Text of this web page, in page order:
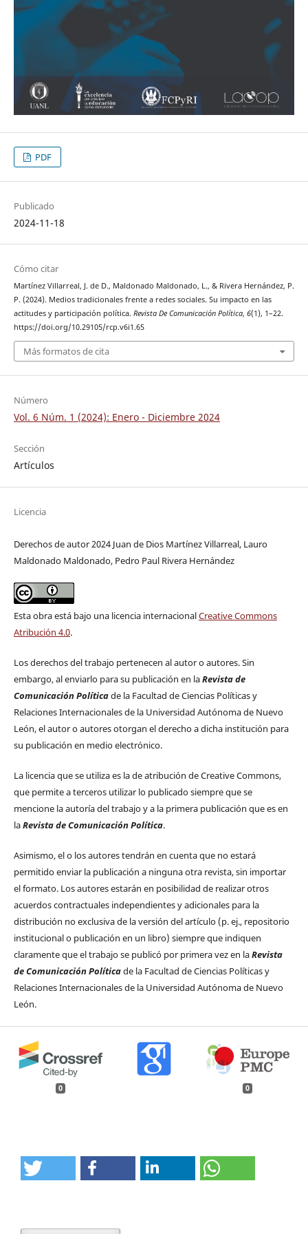
PDF
Publicado
2024-11-18
Cómo citar
Martínez Villarreal, J. de D., Maldonado Maldonado, L., & Rivera Hernández, P.
P. (2024). Medios tradicionales frente a redes sociales. Su impacto en las
actitudes y participación política. Revista De Comunicación Política, 6(1), 1–22.
https://doi.org/10.29105/rcp.v6i1.65
Más formatos de cita
Número
Vol. 6 Núm. 1 (2024): Enero - Diciembre 2024
Sección
Artículos
Licencia
Derechos de autor 2024 Juan de Dios Martínez Villarreal, Lauro
Maldonado Maldonado, Pedro Paul Rivera Hernández
Esta obra está bajo una licencia internacionalCreative Commons
Atribución 4.0.
Los derechos del trabajo pertenecen al autor o autores. Sin
embargo, al enviarlo para su publicación en laRevista de
Comunicación Políticade la Facultad de Ciencias Políticas y
Relaciones Internacionales de la Universidad Autónoma de Nuevo
León, el autor o autores otorgan el derecho a dicha institución para
su publicación en medio electrónico.
La licencia que se utiliza es la de atribución de Creative Commons,
que permite a terceros utilizar lo publicado siempre que se
mencione la autoría del trabajo y a la primera publicación que es en
laRevista de Comunicación Política.
Asimismo, el o los autores tendrán en cuenta que no estará
permitido enviar la publicación a ninguna otra revista, sin importar
el formato. Los autores estarán en posibilidad de realizar otros
acuerdos contractuales independientes y adicionales para la
distribución no exclusiva de la versión del artículo (p. ej., repositorio
institucional o publicación en un libro) siempre que indiquen
claramente que el trabajo se publicó por primera vez en laRevista
de Comunicación Políticade la Facultad de Ciencias Políticas y
Relaciones Internacionales de la Universidad Autónoma de Nuevo
León.
0 0